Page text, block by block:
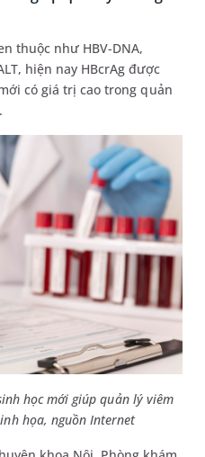
thuộc như HBV-DNA,
hiện nay HBcrAg được
có giá trị cao trong quản
học mới giúp quản lý viêm
họa, nguồn Internet